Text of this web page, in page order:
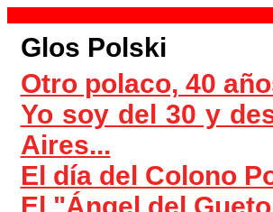
Glos Polski
Otro polaco, 40
Yo soy del 30 y
Aires...
El día del Colono